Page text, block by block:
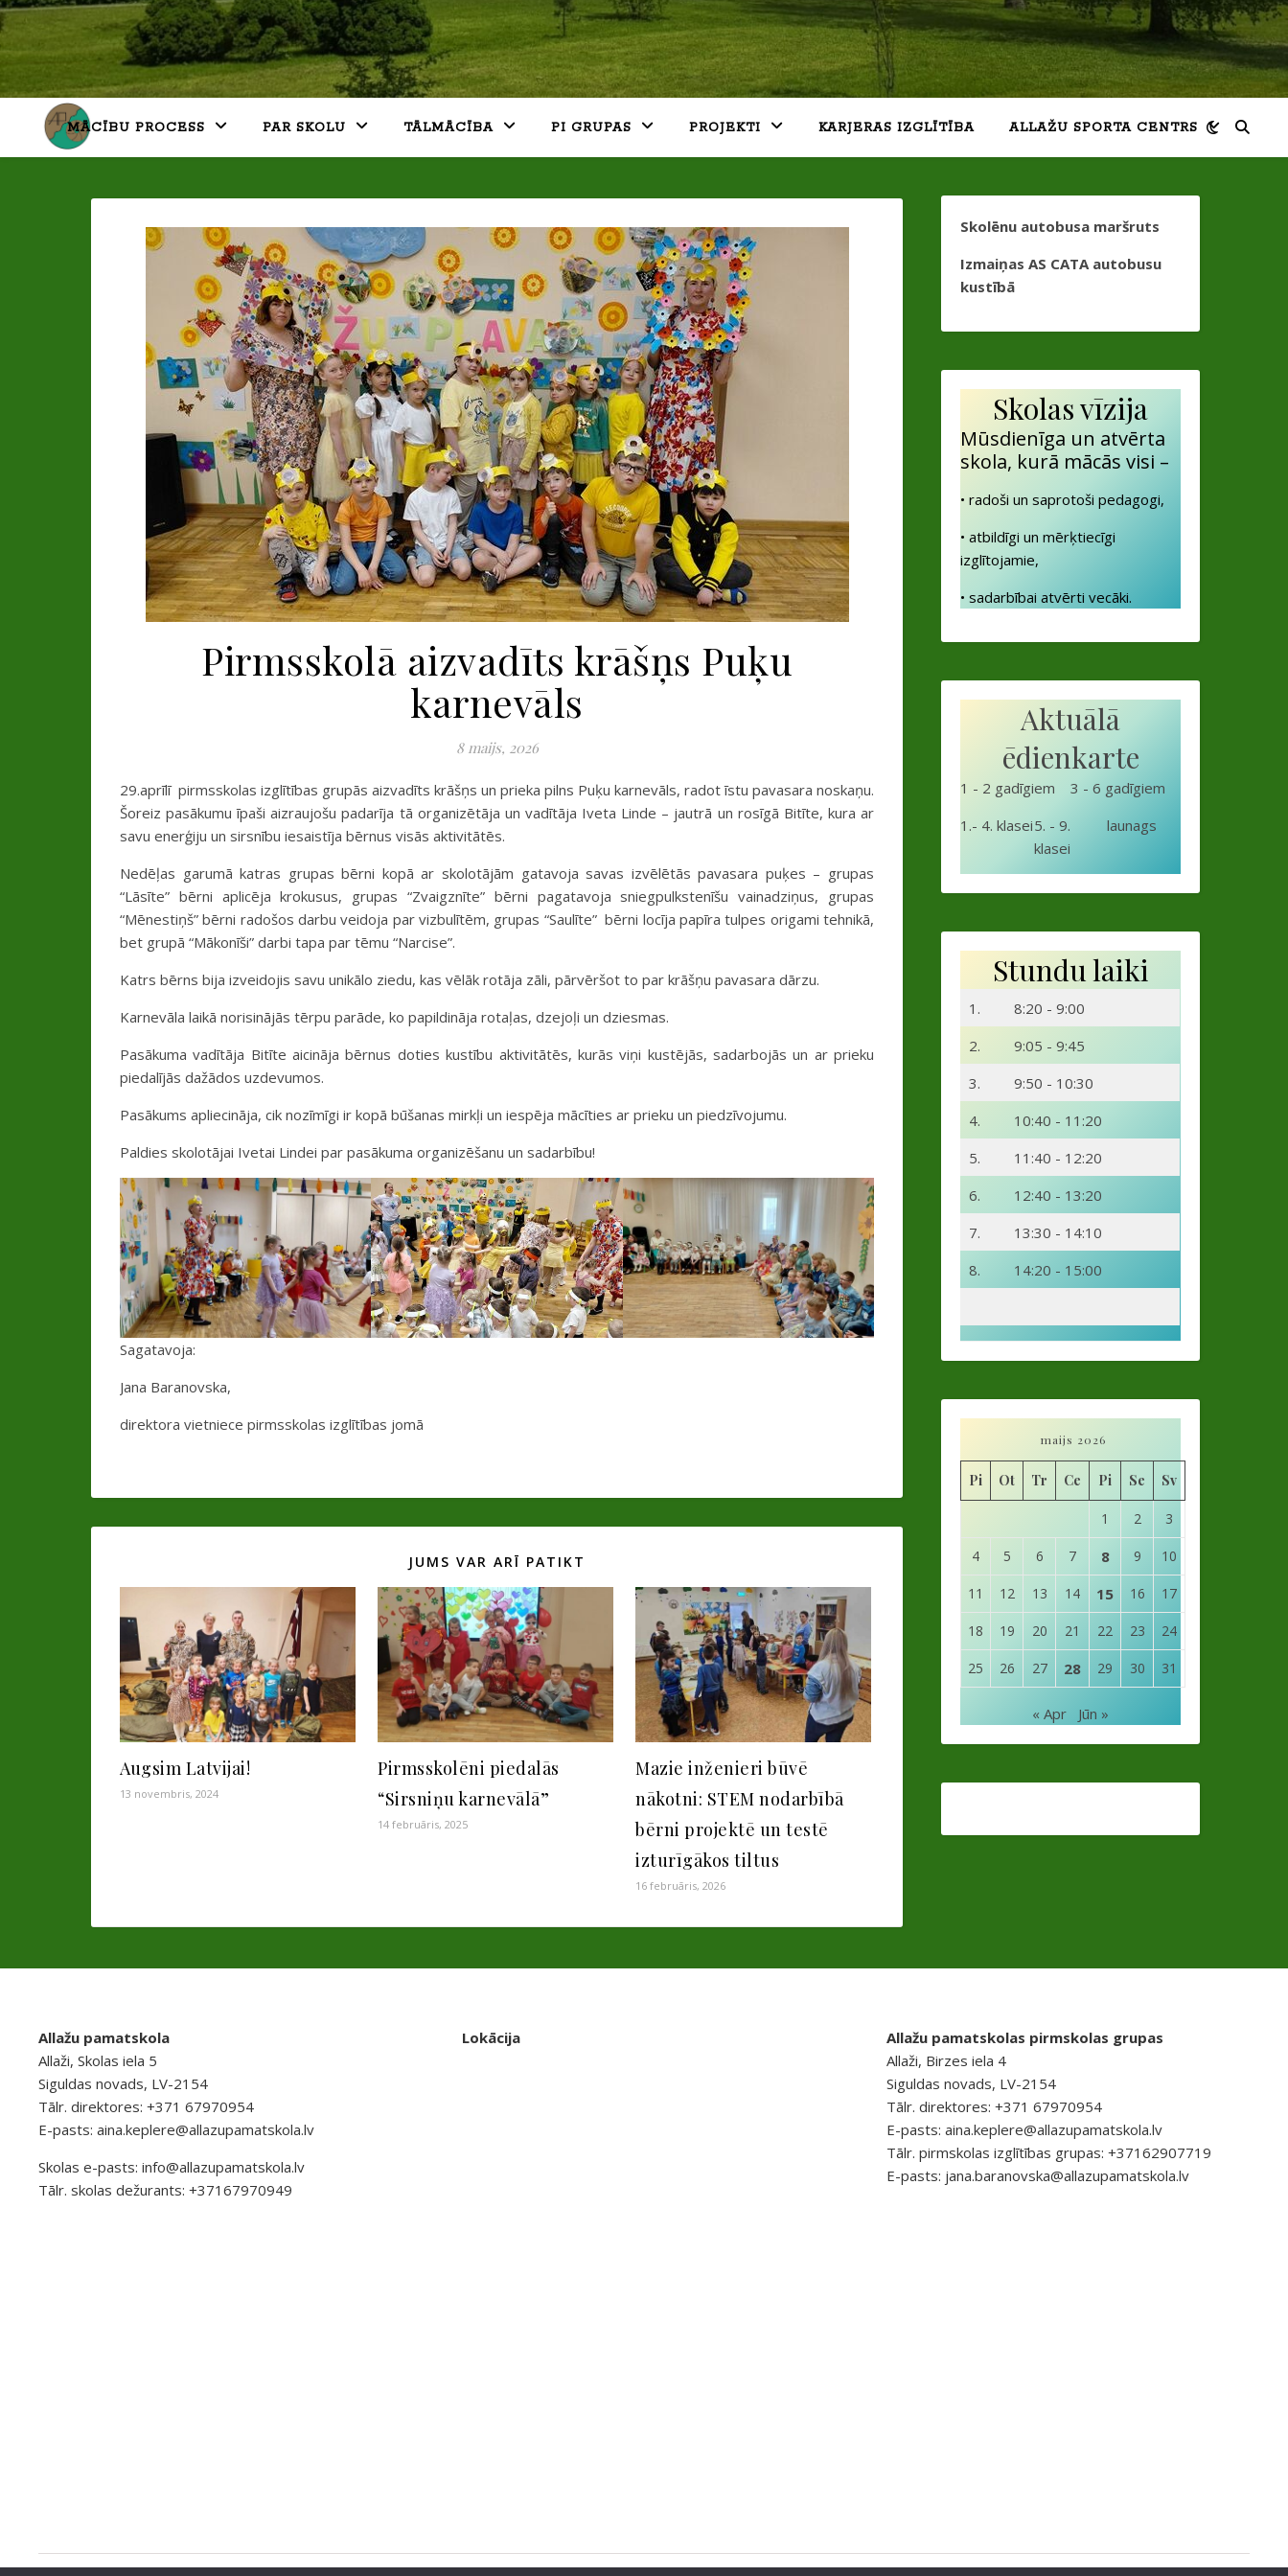
MĀCĪBU PROCESS PAR SKOLU TĀLMĀCĪBA PI GRUPAS PROJEKTI KARJERAS IZGLĪTĪBA ALLAŽU SPORTA CENTRS
Pirmsskolā aizvadīts krāšņs Puķu
karnevāls
8 maijs, 2026
29.aprīlī pirmsskolas izglītības grupās aizvadīts krāšņs un prieka pilns Puķu karnevāls, radot īstu pavasara noskaņu.
Šoreiz pasākumu īpaši aizraujošu padarīja tā organizētāja un vadītāja Iveta Linde – jautrā un rosīgā Bitīte, kura ar
savu enerģiju un sirsnību iesaistīja bērnus visās aktivitātēs.
Nedēļas garumā katras grupas bērni kopā ar skolotājām gatavoja savas izvēlētās pavasara puķes – grupas
“Lāsīte” bērni aplicēja krokusus, grupas “Zvaigznīte” bērni pagatavoja sniegpulkstenīšu vainadziņus, grupas
“Mēnestiņš” bērni radošos darbu veidoja par vizbulītēm, grupas “Saulīte” bērni locīja papīra tulpes origami tehnikā,
bet grupā “Mākonīši” darbi tapa par tēmu “Narcise”.
Katrs bērns bija izveidojis savu unikālo ziedu, kas vēlāk rotāja zāli, pārvēršot to par krāšņu pavasara dārzu.
Karnevāla laikā norisinājās tērpu parāde, ko papildināja rotaļas, dzejoļi un dziesmas.
Pasākuma vadītāja Bitīte aicināja bērnus doties kustību aktivitātēs, kurās viņi kustējās, sadarbojās un ar prieku
piedalījās dažādos uzdevumos.
Pasākums apliecināja, cik nozīmīgi ir kopā būšanas mirkļi un iespēja mācīties ar prieku un piedzīvojumu.
Paldies skolotājai Ivetai Lindei par pasākuma organizēšanu un sadarbību!
Sagatavoja:
Jana Baranovska,
direktora vietniece pirmsskolas izglītības jomā
JUMS VAR ARĪ PATIKT
Augsim Latvijai!
13 novembris, 2024
Pirmsskolēni piedalās
“Sirsniņu karnevālā”
14 februāris, 2025
Mazie inženieri būvē
nākotni: STEM nodarbībā
bērni projektē un testē
izturīgākos tiltus
16 februāris, 2026
Skolēnu autobusa maršruts
Izmaiņas AS CATA autobusu
kustībā
Skolas vīzija
Mūsdienīga un atvērta
skola, kurā mācās visi –
• radoši un saprotoši pedagogi,
• atbildīgi un mērķtiecīgi
izglītojamie,
• sadarbībai atvērti vecāki.
Aktuālā
ēdienkarte
1 - 2 gadīgiem
3 - 6 gadīgiem
1.- 4. klasei5. - 9.
klasei
launags
Stundu laiki
1.
8:20 - 9:00
2.
9:05 - 9:45
3.
9:50 - 10:30
4.
10:40 - 11:20
5.
11:40 - 12:20
6.
12:40 - 13:20
7.
13:30 - 14:10
8.
14:20 - 15:00
maijs 2026
Pi Ot Tr Ce Pi Se Sv
1 2 3
4 5 6 7 8 9 10
11 12 13 14 15 16 17
18 19 20 21 22 23 24
25 26 27 28 29 30 31
« Apr Jūn »
Allažu pamatskola
Allaži, Skolas iela 5
Siguldas novads, LV-2154
Tālr. direktores: +371 67970954
E-pasts: aina.keplere@allazupamatskola.lv
Skolas e-pasts: info@allazupamatskola.lv
Tālr. skolas dežurants: +37167970949
Lokācija
Allažu pamatskolas pirmskolas grupas
Allaži, Birzes iela 4
Siguldas novads, LV-2154
Tālr. direktores: +371 67970954
E-pasts: aina.keplere@allazupamatskola.lv
Tālr. pirmskolas izglītības grupas: +37162907719
E-pasts: jana.baranovska@allazupamatskola.lv